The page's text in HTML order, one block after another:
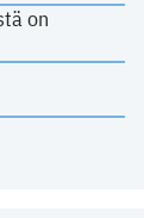
on